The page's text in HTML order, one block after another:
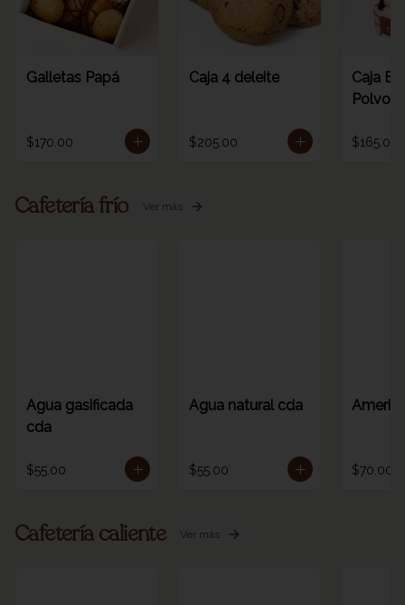
Galletas Papá
$170.00
Caja 4 deleite
$205.00
Caja
$165.00
Cafetería frío Ver más
Agua gasificada
cda
$55.00
Agua natural cda
$55.00 $70.00
Cafetería caliente Ver más